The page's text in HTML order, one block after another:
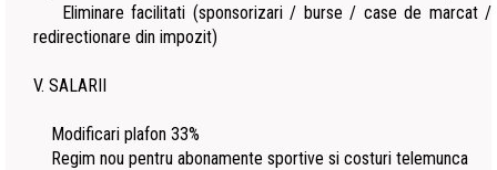
Eliminare facilitati (sponsorizari / burse / case de marcat /
redirectionare din impozit)
V. SALARII
Modificari plafon 33%
Regim nou pentru abonamente sportive si costuri telemunca